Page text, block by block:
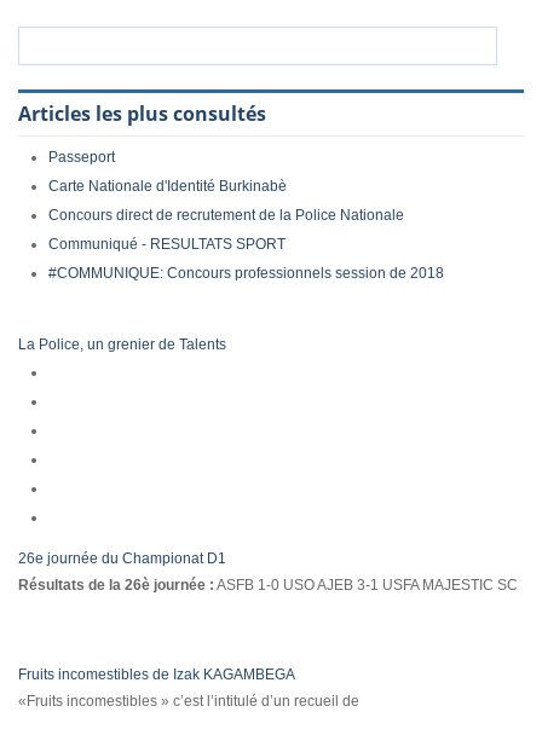
Articles les plus consultés
Passeport
Carte Nationale d'Identité Burkinabè
Concours direct de recrutement de la Police Nationale
Communiqué - RESULTATS SPORT
#COMMUNIQUE: Concours professionnels session de 2018
La Police, un grenier de Talents
26e journée du Championat D1
Résultats de la 26è journée : ASFB 1-0 USO AJEB 3-1 USFA MAJESTIC SC
Fruits incomestibles de Izak KAGAMBEGA
«Fruits incomestibles » c’est l’intitulé d’un recueil de